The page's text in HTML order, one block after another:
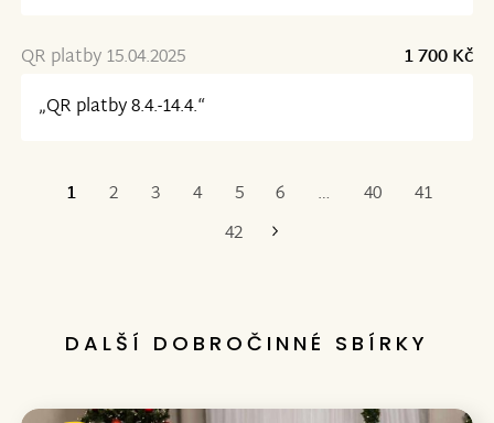
QR platby 15.04.2025
1 700 Kč
„QR platby 8.4.-14.4.“
1 2 3 4 5 6 … 40
41
42
Poslední
DALŠÍ DOBROČINNÉ SBÍRKY